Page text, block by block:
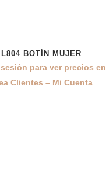
L804 BOTÍN MUJER
para ver precios en
Clientes – Mi Cuenta